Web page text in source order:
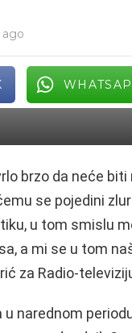
brzo da neće
se pojedini
u tom smislu
a mi se u tom
za Radio-
u narednom